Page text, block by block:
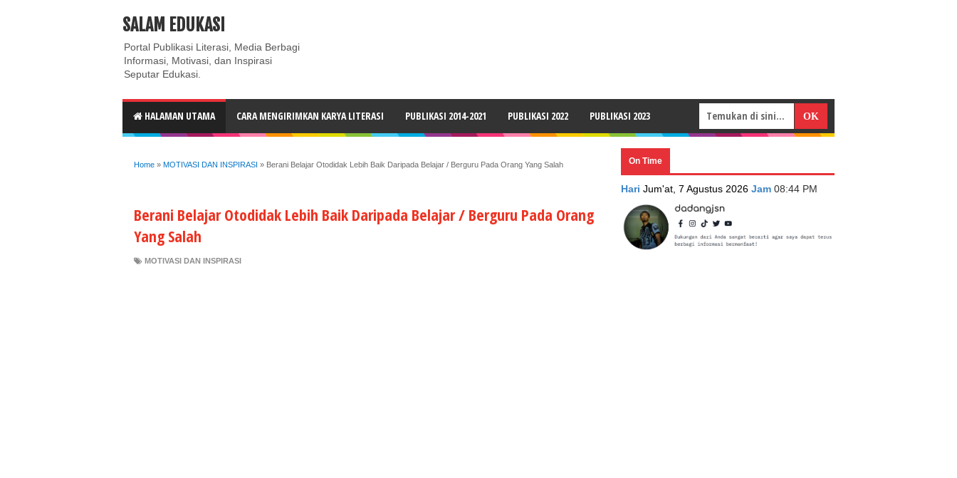
ABOUT CONTACT US
SALAM EDUKASI
Portal Publikasi Literasi, Media Berbagi
Informasi, Motivasi, dan Inspirasi
Seputar Edukasi.
HALAMAN UTAMA CARA MENGIRIMKAN KARYA LITERASI PUBLIKASI 2014-2021 PUBLIKASI 2022 PUBLIKASI 2023
Home » MOTIVASI DAN INSPIRASI » Berani Belajar Otodidak Lebih Baik Daripada Belajar / Berguru Pada Orang Yang Salah
Berani Belajar Otodidak Lebih Baik Daripada Belajar / Berguru Pada Orang
Yang Salah
MOTIVASI DAN INSPIRASI
On Time
Hari Jum'at, 7 Agustus 2026 Jam 08:44 PM